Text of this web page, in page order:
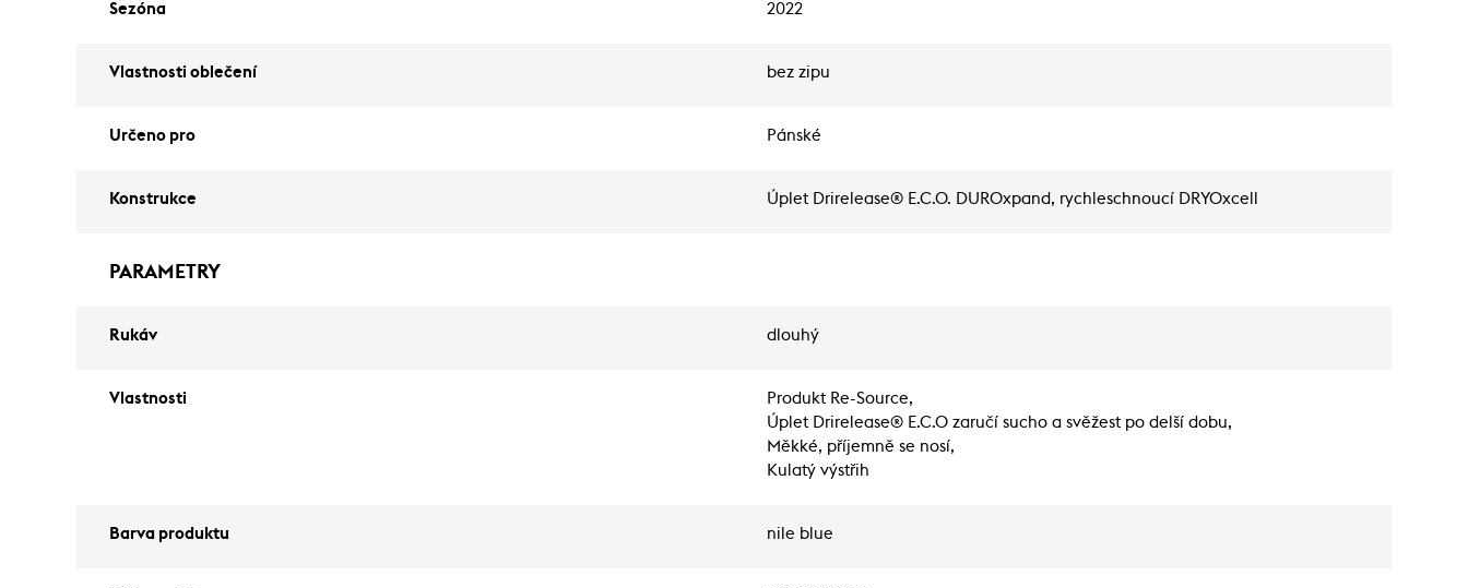
Sezóna 2022
Vlastnosti oblečení bez zipu
Určeno pro Pánské
Konstrukce Úplet Drirelease® E.C.O. DUROxpand, rychleschnoucí DRYOxcell
PARAMETRY
Rukáv dlouhý
Vlastnosti
Produkt Re-Source,
Úplet Drirelease® E.C.O zaručí sucho a svěžest po delší dobu,
Měkké, příjemně se nosí,
Kulatý výstřih
Barva produktu nile blue